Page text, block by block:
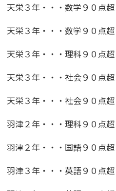
天栄３年・・・数学９０点超
天栄３年・・・数学９０点超
天栄３年・・・理科９０点超
天栄３年・・・社会９０点超
天栄３年・・・社会９０点超
羽津２年・・・理科９０点超
羽津２年・・・国語９０点超
羽津３年・・・英語９０点超